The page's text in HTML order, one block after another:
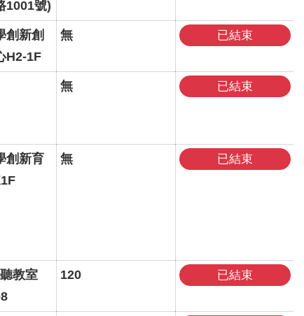
1001號)
創新創
H2-1F
無 已結束
無 已結束
創新育
無 已結束
教室
120 已結束